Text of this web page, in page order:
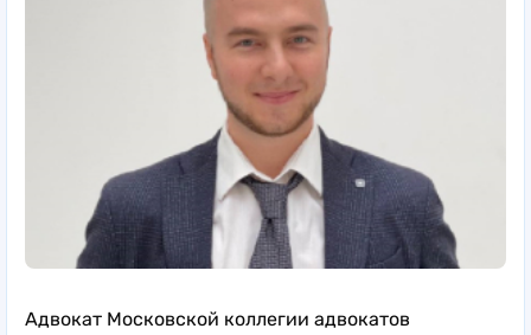
Адвокат Московской коллегии адвокатов